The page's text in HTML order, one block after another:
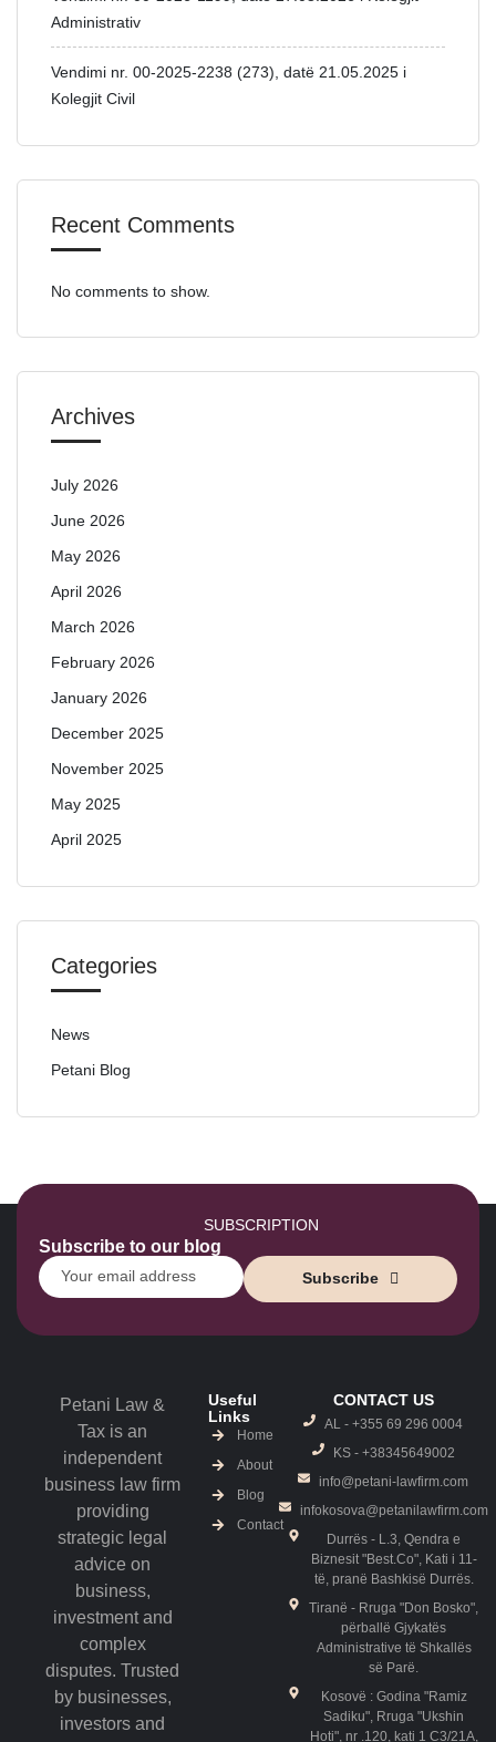
Administrativ
Vendimi nr. 00-2025-2238 (273), datë 21.05.2025 i
Kolegjit Civil
Recent Comments
No comments to show.
Archives
July 2026
June 2026
May 2026
April 2026
March 2026
February 2026
January 2026
December 2025
November 2025
May 2025
April 2025
Categories
News
Petani Blog
SUBSCRIPTION
Subscribe to our blog
Subscribe
Petani Law &
Tax is an
independent
business law firm
providing
strategic legal
advice on
business,
investment and
complex
disputes. Trusted
by businesses,
investors and
Useful
Links
Home
About
Blog
Contact
CONTACT US
AL - +355 69 296 0004
KS - ‎+38345649002
info@petani-lawfirm.com
infokosova@petanilawfirm.com
Durrës - L.3, Qendra e
Biznesit "Best.Co", Kati i 11-
të, pranë Bashkisë Durrës.
Tiranë - Rruga "Don Bosko",
përballë Gjykatës
Administrative të Shkallës
së Parë.
Kosovë : Godina "Ramiz
Sadiku", Rruga "Ukshin
Hoti", nr .120, kati 1 C3/21A,